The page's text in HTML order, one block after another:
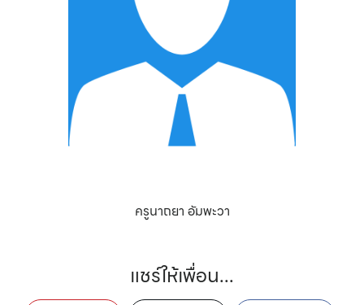
ครูนาถยา อัมพะวา
แชร์ให้เพื่อน...